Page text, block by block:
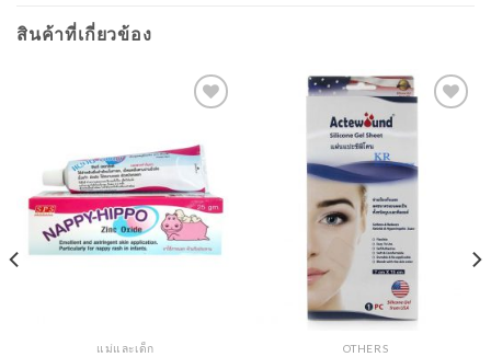
สินค้าที่เกี่ยวข้อง
แม่และเด็ก OTHERS